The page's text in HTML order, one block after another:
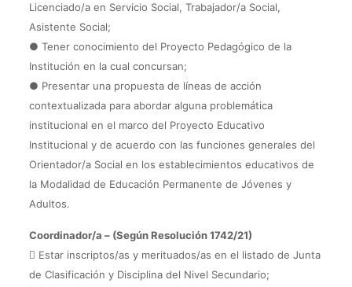
Licenciado/a en Servicio Social, Trabajador/a Social,
Asistente Social;
● Tener conocimiento del Proyecto Pedagógico de la
Institución en la cual concursan;
● Presentar una propuesta de líneas de acción
contextualizada para abordar alguna problemática
institucional en el marco del Proyecto Educativo
Institucional y de acuerdo con las funciones generales del
Orientador/a Social en los establecimientos educativos de
la Modalidad de Educación Permanente de Jóvenes y
Adultos.
Coordinador/a – (Según Resolución 1742/21)
 Estar inscriptos/as y merituados/as en el listado de Junta
de Clasificación y Disciplina del Nivel Secundario;